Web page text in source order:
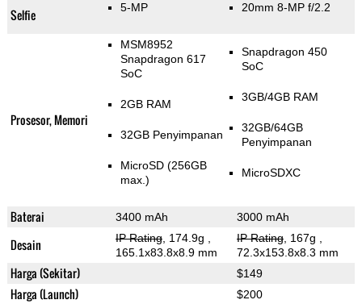
Selfie 5-MP 20mm 8-MP f/2.2
Prosesor, Memori
MSM8952
Snapdragon 617
SoC
2GB RAM
32GB Penyimpanan
MicroSD (256GB
max.)
Snapdragon 450
SoC
3GB/4GB RAM
32GB/64GB
Penyimpanan
MicroSDXC
Baterai 3400 mAh 3000 mAh
Desain IP Rating, 174.9g
165.1x83.8x8.9 mm
IP Rating, 167g
72.3x153.8x8.3 mm
Harga (Sekitar) $149
Harga (Launch) $200